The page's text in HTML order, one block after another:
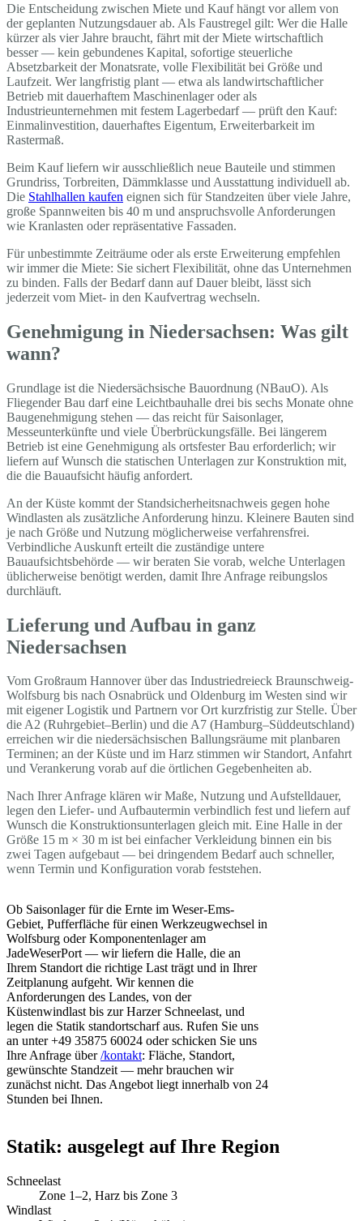
Die Entscheidung zwischen Miete und Kauf hängt vor allem von
der geplanten Nutzungsdauer ab. Als Faustregel gilt: Wer die Halle
kürzer als vier Jahre braucht, fährt mit der Miete wirtschaftlich
besser — kein gebundenes Kapital, sofortige steuerliche
Absetzbarkeit der Monatsrate, volle Flexibilität bei Größe und
Laufzeit. Wer langfristig plant — etwa als landwirtschaftlicher
Betrieb mit dauerhaftem Maschinenlager oder als
Industrieunternehmen mit festem Lagerbedarf — prüft den Kauf:
Einmalinvestition, dauerhaftes Eigentum, Erweiterbarkeit im
Rastermaß.
Beim Kauf liefern wir ausschließlich neue Bauteile und stimmen
Grundriss, Torbreiten, Dämmklasse und Ausstattung individuell ab.
Die Stahlhallen kaufen eignen sich für Standzeiten über viele Jahre,
große Spannweiten bis 40 m und anspruchsvolle Anforderungen
wie Kranlasten oder repräsentative Fassaden.
Für unbestimmte Zeiträume oder als erste Erweiterung empfehlen
wir immer die Miete: Sie sichert Flexibilität, ohne das Unternehmen
zu binden. Falls der Bedarf dann auf Dauer bleibt, lässt sich
jederzeit vom Miet- in den Kaufvertrag wechseln.
Genehmigung in Niedersachsen: Was gilt
wann?
Grundlage ist die Niedersächsische Bauordnung (NBauO). Als
Fliegender Bau darf eine Leichtbauhalle drei bis sechs Monate ohne
Baugenehmigung stehen — das reicht für Saisonlager,
Messeunterkünfte und viele Überbrückungsfälle. Bei längerem
Betrieb ist eine Genehmigung als ortsfester Bau erforderlich; wir
liefern auf Wunsch die statischen Unterlagen zur Konstruktion mit,
die die Bauaufsicht häufig anfordert.
An der Küste kommt der Standsicherheitsnachweis gegen hohe
Windlasten als zusätzliche Anforderung hinzu. Kleinere Bauten sind
je nach Größe und Nutzung möglicherweise verfahrensfrei.
Verbindliche Auskunft erteilt die zuständige untere
Bauaufsichtsbehörde — wir beraten Sie vorab, welche Unterlagen
üblicherweise benötigt werden, damit Ihre Anfrage reibungslos
durchläuft.
Lieferung und Aufbau in ganz
Niedersachsen
Vom Großraum Hannover über das Industriedreieck Braunschweig-
Wolfsburg bis nach Osnabrück und Oldenburg im Westen sind wir
mit eigener Logistik und Partnern vor Ort kurzfristig zur Stelle. Über
die A2 (Ruhrgebiet–Berlin) und die A7 (Hamburg–Süddeutschland)
erreichen wir die niedersächsischen Ballungsräume mit planbaren
Terminen; an der Küste und im Harz stimmen wir Standort, Anfahrt
und Verankerung vorab auf die örtlichen Gegebenheiten ab.
Nach Ihrer Anfrage klären wir Maße, Nutzung und Aufstelldauer,
legen den Liefer- und Aufbautermin verbindlich fest und liefern auf
Wunsch die Konstruktionsunterlagen gleich mit. Eine Halle in der
Größe 15 m × 30 m ist bei einfacher Verkleidung binnen ein bis
zwei Tagen aufgebaut — bei dringendem Bedarf auch schneller,
wenn Termin und Konfiguration vorab feststehen.
Ob Saisonlager für die Ernte im Weser-Ems-
Gebiet, Pufferfläche für einen Werkzeugwechsel in
Wolfsburg oder Komponentenlager am
JadeWeserPort — wir liefern die Halle, die an
Ihrem Standort die richtige Last trägt und in Ihrer
Zeitplanung aufgeht. Wir kennen die
Anforderungen des Landes, von der
Küstenwindlast bis zur Harzer Schneelast, und
legen die Statik standortscharf aus. Rufen Sie uns
an unter +49 35875 60024 oder schicken Sie uns
Ihre Anfrage über/kontakt: Fläche, Standort,
gewünschte Standzeit — mehr brauchen wir
zunächst nicht. Das Angebot liegt innerhalb von 24
Stunden bei Ihnen.
Statik: ausgelegt auf Ihre Region
Schneelast
Zone 1–2, Harz bis Zone 3
Windlast